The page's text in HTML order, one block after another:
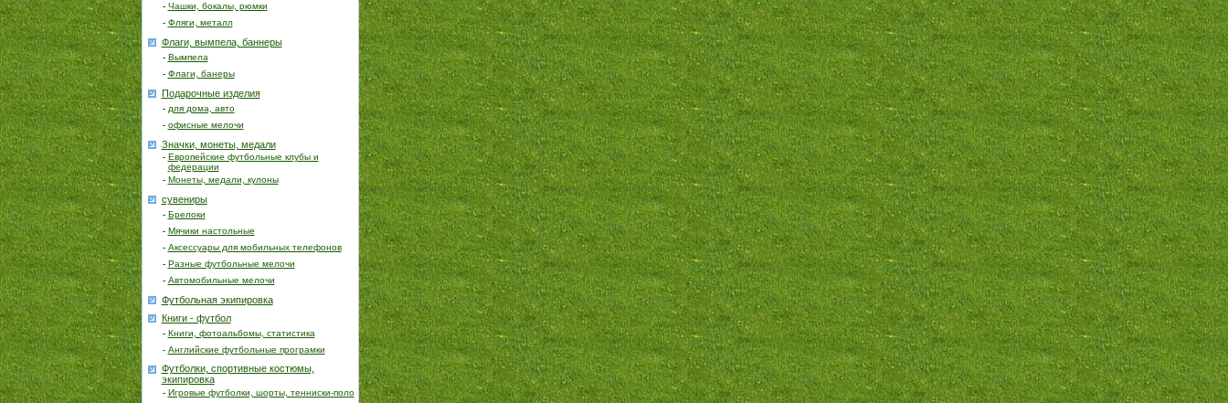
- Чашки, бокалы, рюмки
- Фляги, металл
Флаги, вымпела, баннеры
- Вымпела
- Флаги, банеры
Подарочные изделия
- для дома, авто
- офисные мелочи
Значки, монеты, медали
- Европейские футбольные клубы и
федерации
- Монеты, медали, кулоны
сувениры
- Брелоки
- Мячики настольные
- Аксессуары для мобильных телефонов
- Разные футбольные мелочи
- Автомобильные мелочи
Футбольная экипировка
Книги - футбол
- Книги, фотоальбомы, статистика
- Английские футбольные програмки
Футболки, спортивные костюмы,
экипировка
- Игровые футболки, шорты, тенниски-поло